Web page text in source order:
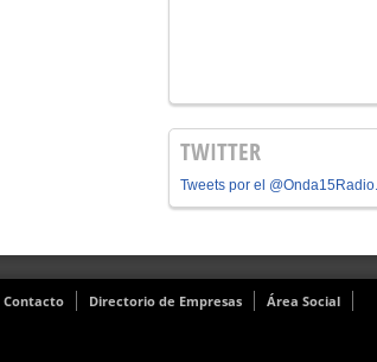
TWITTER
Tweets por el @Onda15Radio.
Contacto Directorio de Empresas
Área Social